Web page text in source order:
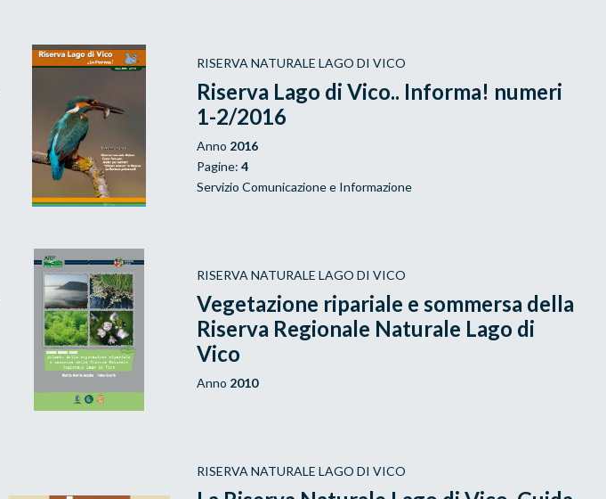
RISERVA NATURALE LAGO DI VICO
Riserva Lago di Vico.. Informa! numeri
1-2/2016
Anno 2016
Pagine: 4
Servizio Comunicazione e Informazione
RISERVA NATURALE LAGO DI VICO
Vegetazione ripariale e sommersa della
Riserva Regionale Naturale Lago di
Vico
Anno 2010
RISERVA NATURALE LAGO DI VICO